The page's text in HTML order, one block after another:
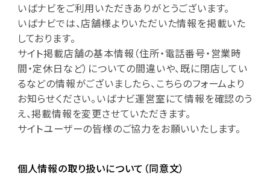
いばナビをご利用いただきありがとうございます。
いばナビでは、店舗様よりいただいた情報を掲載いた
しております。
サイト掲載店舗の基本情報（住所・電話番号・営業時
間・定休日など）についての間違いや、既に閉店してい
るなどの情報がございましたら、こちらのフォームより
お知らせください。いばナビ運営室にて情報を確認のう
え、掲載情報を変更させていただきます。
サイトユーザーの皆様のご協力をお願いいたします。
個人情報の取り扱いについて（同意文）